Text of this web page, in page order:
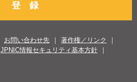
登 録
お問い合わせ先
著作権／リンク
JPNIC情報セキュリティ基本方針